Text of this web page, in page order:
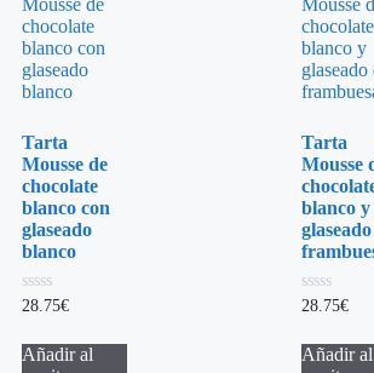
Tarta
Mousse de
chocolate
blanco con
glaseado
blanco
0
28.75€
Añadir al
Tarta
Mousse
blanco y
0
28.75€
Añadir al